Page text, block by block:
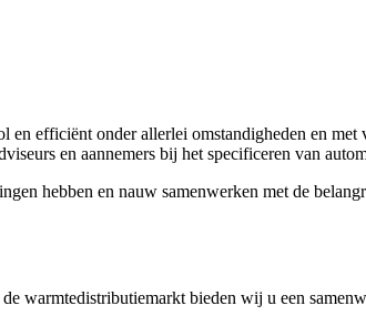
en efficiënt onder allerlei omstandigheden en
en aannemers bij het specificeren van
hebben en nauw samenwerken met de
warmtedistributiemarkt bieden wij u een